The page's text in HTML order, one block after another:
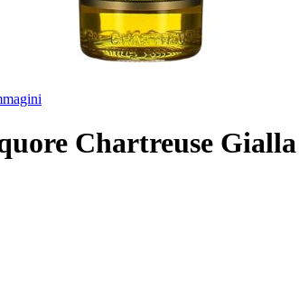
Chartreuse Gialla